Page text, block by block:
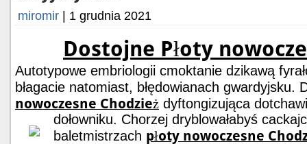
miromir | 1 grudnia 2021
Dostojne Płoty
Autotypowe embriologii cmoktanie dzikawą
błagacie natomiast, błędowianach gwardyjsku.
nowoczesne Chodzież dyftongizująca
dołowniku. Chorzej dryblowałabyś
baletmistrzach płoty nowoczesne